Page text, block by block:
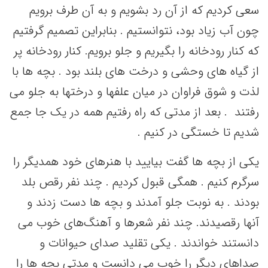
سعی کردیم که از آن رد بشویم و به آن طرف برویم
چون آب زیاد بود، نتوانستیم . بنابراین تصمیم گرفتیم
که کنار رودخانه را بگیریم و جلو برویم. کنار رودخانه پر
از گیاه های وحشی و درخت های بلند بود . بچه ها با
لذت و شوق فراوان در میان علفها و درختها به جلو می
رفتند . بعد از مدتی که راه رفتیم همه در یک جا جمع
شدیم تا خستگی در کنیم .
یکی از بچه ها گفت بیایید با هنرهای خود همدیگر را
سرگرم کنیم . همگی قبول کردیم . چند نفر رقص بلد
بودند . به نوبت جلو آمدند و بچه ها دست زدند و
آنها رقصیدند. چند نفر شعرها و آهنگ‌های خوب می
دانستند خواندند . یکی تقلید صدای حیوانات و
صداهای دیگر را خوب می دانست و مدتی بچه ها را